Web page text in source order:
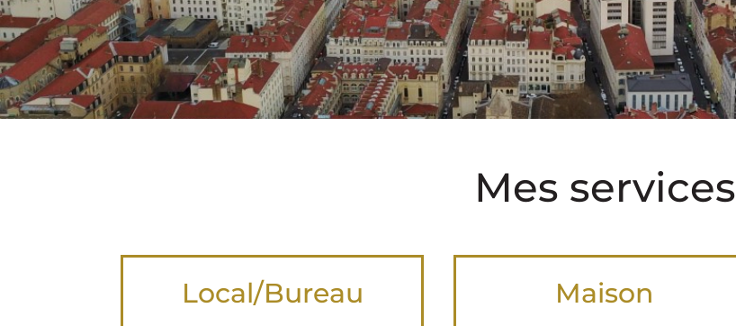
Mes services
Local/Bureau Maison